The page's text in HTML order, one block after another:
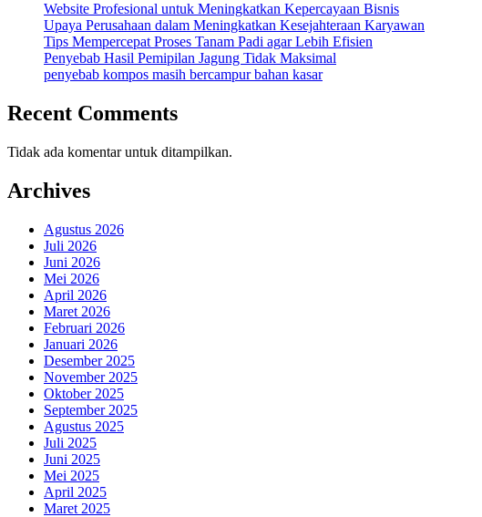
Website Profesional untuk Meningkatkan Kepercayaan Bisnis
Upaya Perusahaan dalam Meningkatkan Kesejahteraan Karyawan
Tips Mempercepat Proses Tanam Padi agar Lebih Efisien
Penyebab Hasil Pemipilan Jagung Tidak Maksimal
penyebab kompos masih bercampur bahan kasar
Recent Comments
Tidak ada komentar untuk ditampilkan.
Archives
Agustus 2026
Juli 2026
Juni 2026
Mei 2026
April 2026
Maret 2026
Februari 2026
Januari 2026
Desember 2025
November 2025
Oktober 2025
September 2025
Agustus 2025
Juli 2025
Juni 2025
Mei 2025
April 2025
Maret 2025